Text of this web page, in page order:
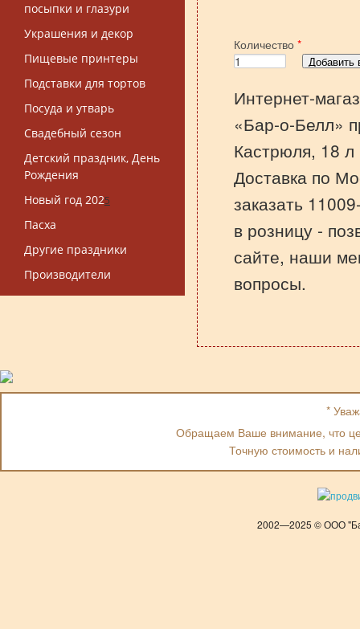
посыпки и глазури
Украшения и декор
Пищевые принтеры
Подставки для тортов
Посуда и утварь
Свадебный сезон
Детский праздник, День
Рождения
Новый год 2025
Пасха
Другие праздники
Производители
Количество *
Интернет-
«Бар-о-Белл»
Кастрюля, 18
Доставка по
заказать
в розницу -
сайте, наши
вопросы.
*
Обращаем Ваше внимание, что
Точную стоимость и
2002—2025 © ООО